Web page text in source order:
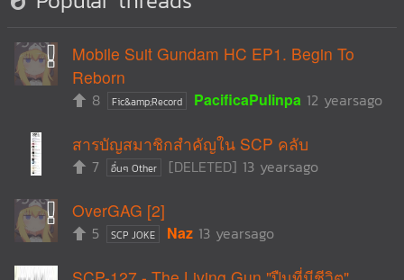
Mobile Suit Gundam HC EP1. Begin To
Reborn
8 Fic&amp;Record PacificaPulinpa 12 yearsago
สารบัญสมาชิกสำคัญใน SCP คลับ
7 อื่นๆ Other [DELETED] 13 yearsago
OverGAG [2]
5 SCP JOKE Naz 13 yearsago